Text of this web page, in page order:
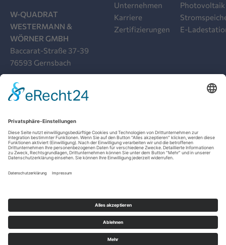
W-QUADRAT
WESTERMANN &
WÖRNER GMBH
Baccarat-Straße 37-39
76593 Gernsbach
Unternehmen
Karriere
Zertifizierungen
Photovoltaik
E-
07224 9919-00
AGB
DATENSCHUTZ
SOCIAL-MEDIA-DATENSCHUTZ
FAKTEN
SEO & SOCIAL MEDIA MARKETING: EV7 DIGITAL MARKETING